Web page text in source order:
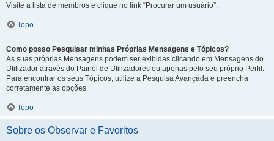
Visite a lista de membros e clique no link “Procurar um usuário”.
Topo
Como posso Pesquisar minhas Próprias Mensagens e Tópicos?
As suas próprias Mensagens podem ser exibidas clicando em Mensagens do
Utilizador através do Painel de Utilizadores ou apenas pelo seu próprio Perfil.
Para encontrar os seus Tópicos, utilize a Pesquisa Avançada e preencha
corretamente as opções.
Topo
Sobre os Observar e Favoritos